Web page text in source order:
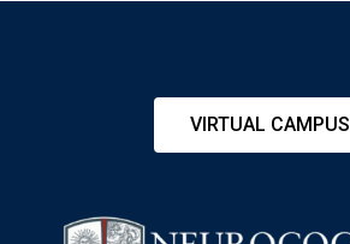
VIRTUAL CAMPUS